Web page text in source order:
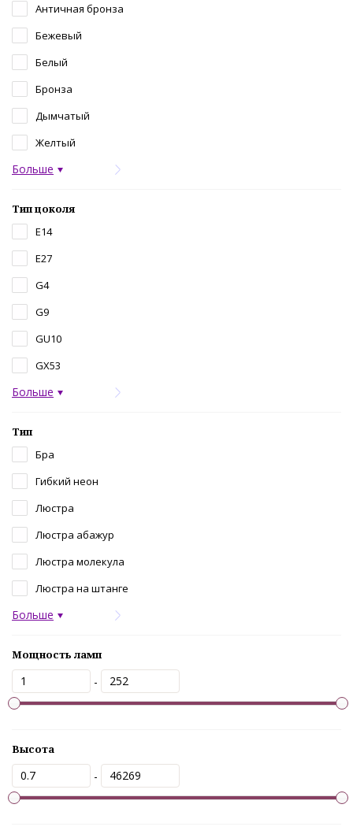
Античная бронза
Бежевый
Белый
Бронза
Дымчатый
Желтый
Больше
Тип цоколя
E14
E27
G4
G9
GU10
GX53
Больше
Тип
Бра
Гибкий неон
Люстра
Люстра абажур
Люстра молекула
Люстра на штанге
Больше
Мощность ламп
-
Высота
-